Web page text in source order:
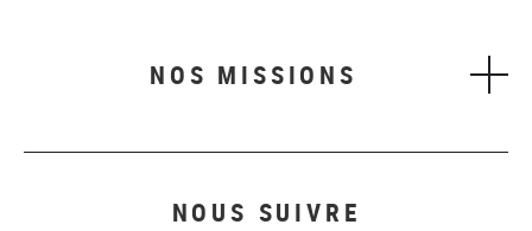
NOS MISSIONS
NOUS SUIVRE